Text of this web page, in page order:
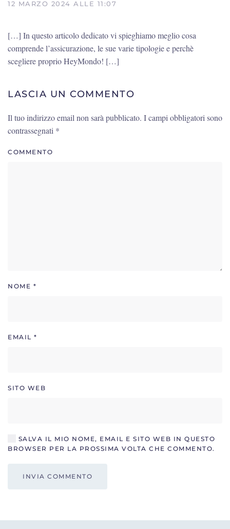
12 MARZO 2024 ALLE 11:07
[…] In questo articolo dedicato vi spieghiamo meglio cosa
comprende l’assicurazione, le sue varie tipologie e perchè
scegliere proprio HeyMondo! […]
LASCIA UN COMMENTO
Il tuo indirizzo email non sarà pubblicato. I campi obbligatori sono
contrassegnati *
COMMENTO
NOME *
EMAIL *
SITO WEB
SALVA IL MIO NOME, EMAIL E SITO WEB IN QUESTO
BROWSER PER LA PROSSIMA VOLTA CHE COMMENTO.
INVIA COMMENTO